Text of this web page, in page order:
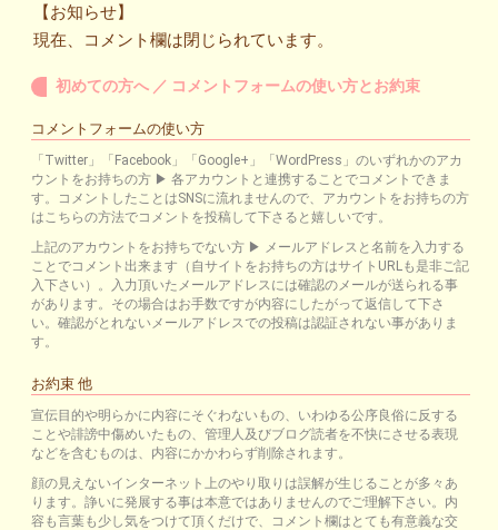
【お知らせ】
現在、コメント欄は閉じられています。
初めての方へ ／ コメントフォームの使い方とお約束
コメントフォームの使い方
「Twitter」「Facebook」「Google+」「WordPress」のいずれかのアカ
ウントをお持ちの方 ▶ 各アカウントと連携することでコメントできま
す。コメントしたことはSNSに流れませんので、アカウントをお持ちの方
はこちらの方法でコメントを投稿して下さると嬉しいです。
上記のアカウントをお持ちでない方 ▶ メールアドレスと名前を入力する
ことでコメント出来ます（自サイトをお持ちの方はサイトURLも是非ご記
入下さい）。入力頂いたメールアドレスには確認のメールが送られる事
があります。その場合はお手数ですが内容にしたがって返信して下さ
い。確認がとれないメールアドレスでの投稿は認証されない事がありま
す。
お約束 他
宣伝目的や明らかに内容にそぐわないもの、いわゆる公序良俗に反する
ことや誹謗中傷めいたもの、管理人及びブログ読者を不快にさせる表現
などを含むものは、内容にかかわらず削除されます。
顔の見えないインターネット上のやり取りは誤解が生じることが多々あ
ります。諍いに発展する事は本意ではありませんのでご理解下さい。内
容も言葉も少し気をつけて頂くだけで、コメント欄はとても有意義な交